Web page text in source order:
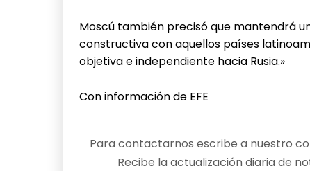
Moscú también precisó que mantendrá
constructiva con aquellos países
objetiva e independiente hacia Rusia.»
Con información de EFE
Para contactarnos escribe a nuestro
Recibe la actualización diaria de